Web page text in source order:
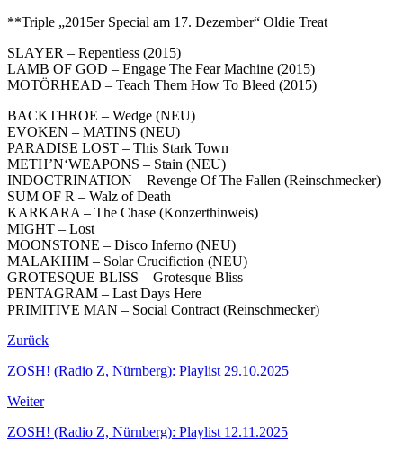
**Triple „2015er Special am 17. Dezember“ Oldie Treat
SLAYER – Repentless (2015)
LAMB OF GOD – Engage The Fear Machine (2015)
MOTÖRHEAD – Teach Them How To Bleed (2015)
BACKTHROE – Wedge (NEU)
EVOKEN – MATINS (NEU)
PARADISE LOST – This Stark Town
METH’N‘WEAPONS – Stain (NEU)
INDOCTRINATION – Revenge Of The Fallen (Reinschmecker)
SUM OF R – Walz of Death
KARKARA – The Chase (Konzerthinweis)
MIGHT – Lost
MOONSTONE – Disco Inferno (NEU)
MALAKHIM – Solar Crucifiction (NEU)
GROTESQUE BLISS – Grotesque Bliss
PENTAGRAM – Last Days Here
PRIMITIVE MAN – Social Contract (Reinschmecker)
Zurück
ZOSH! (Radio Z, Nürnberg): Playlist 29.10.2025
Weiter
ZOSH! (Radio Z, Nürnberg): Playlist 12.11.2025